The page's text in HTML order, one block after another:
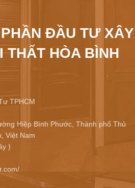
ĐẦU TƯ XÂY
THẤT HÒA BÌNH
TPHCM
Hiệp Bình Phước, Thành phố Thủ
Việt Nam
)